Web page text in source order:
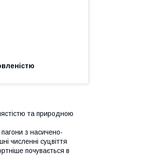
та природною
з насичено-
численні суцвіття
почувається в